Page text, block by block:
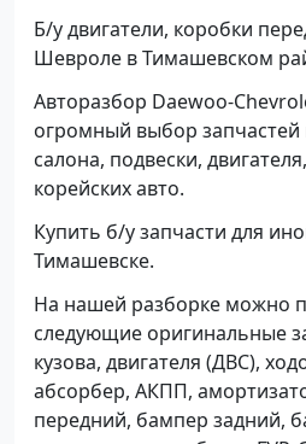
Б/у двигатели, коробки
Шевроле в Тимашевском
Авторазбор Daewoo-
огромный выбор запчастей
салона, подвески,
корейских авто.
Купить б/у запчасти для
Тимашевске.
На нашей разборке можно
следующие оригинальные
кузова, двигателя (ДВС),
абсорбер, АКПП,
передний, бампер задний,